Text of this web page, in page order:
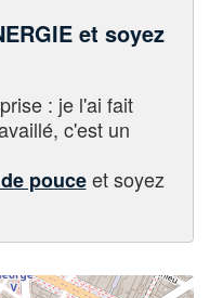
et soyez
: je l'ai fait
c'est un
pouceet soyez